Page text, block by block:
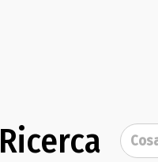
Ricerca Cerca